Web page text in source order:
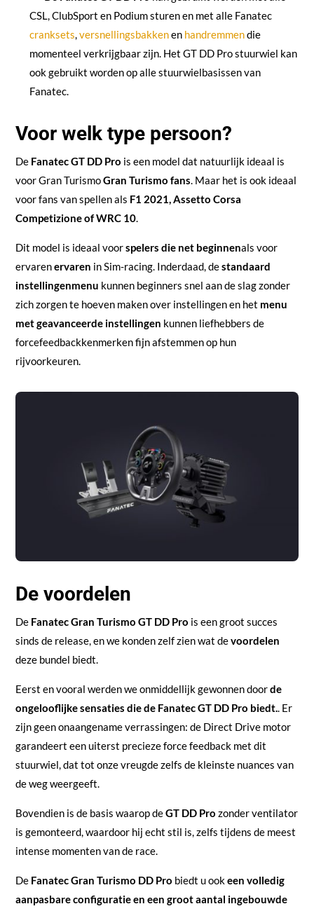
CSL, ClubSport en Podium sturen en met alle Fanatec
cranksets versnellingsbakkenen handremmendie
momenteel verkrijgbaar zijn. Het GT DD Pro stuurwiel kan
ook gebruikt worden op alle stuurwielbasissen van
Fanatec.
Voor welk type persoon?
De Fanatec GT DD Pro is een model dat natuurlijk ideaal is
voor Gran TurismoGran Turismo fans . Maar het is ook ideaal
voor fans van spellen als F1 2021, Assetto Corsa
Competizione of WRC 10.
Dit model is ideaal voorspelers die net beginnenals voor
ervarenervaren in Sim-racing. Inderdaad, destandaard
instellingenmenu kunnen beginners snel aan de slag zonder
zich zorgen te hoeven maken over instellingen en het menu
met geavanceerde instellingen kunnen liefhebbers de
forcefeedbackkenmerken fijn afstemmen op hun
rijvoorkeuren.
De voordelen
DeFanatec Gran Turismo GT DD Pro is een groot succes
sinds de release, en we konden zelf zien wat devoordelen
deze bundel biedt.
Eerst en vooral werden we onmiddellijk gewonnen doorde
ongelooflijke sensaties die de Fanatec GT DD Pro biedt.. Er
zijn geen onaangename verrassingen: de Direct Drive motor
garandeert een uiterst precieze force feedback met dit
stuurwiel, dat tot onze vreugde zelfs de kleinste nuances van
de weg weergeeft.
Bovendien is de basis waarop deGT DD Pro zonder ventilator
is gemonteerd, waardoor hij echt stil is, zelfs tijdens de meest
intense momenten van de race.
De Fanatec Gran Turismo DD Pro biedt u ookeen volledig
aanpasbare configuratie en een groot aantal ingebouwde